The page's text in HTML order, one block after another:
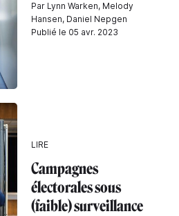
Par Lynn Warken, Melody
Hansen, Daniel Nepgen
Publié le 05 avr. 2023
LIRE
Campagnes
électorales sous
(faible) surveillance